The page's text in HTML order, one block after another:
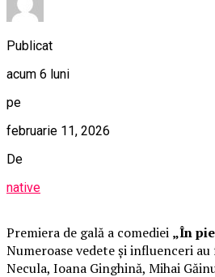
Publicat
acum 6 luni
pe
februarie 11, 2026
De
native
Premiera de gală a comediei „În
Numeroase vedete și influenceri
Necula, Ioana Ginghină, Mihai